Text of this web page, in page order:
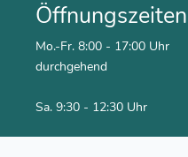
Öffnungszeiten
Mo.-Fr. 8:00 - 17:00 Uhr
durchgehend
Sa. 9:30 - 12:30 Uhr